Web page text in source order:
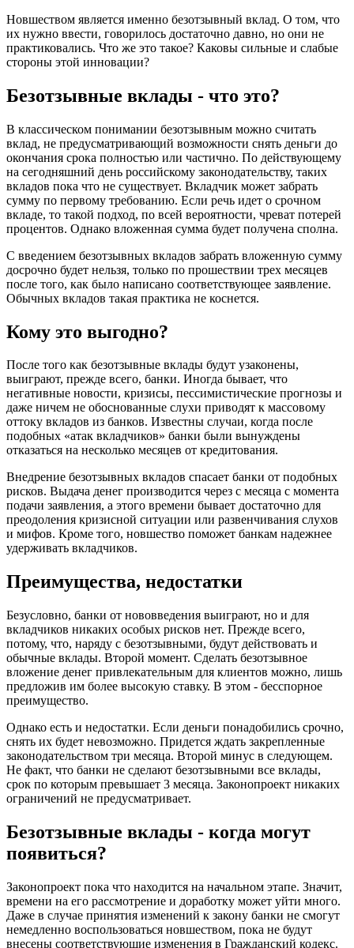
Новшеством является именно безотзывный вклад. О том, что
их нужно ввести, говорилось достаточно давно, но они не
практиковались. Что же это такое? Каковы сильные и слабые
стороны этой инновации?
Безотзывные вклады - что это?
В классическом понимании безотзывным можно считать
вклад, не предусматривающий возможности снять деньги до
окончания срока полностью или частично. По действующему
на сегодняшний день российскому законодательству, таких
вкладов пока что не существует. Вкладчик может забрать
сумму по первому требованию. Если речь идет о срочном
вкладе, то такой подход, по всей вероятности, чреват потерей
процентов. Однако вложенная сумма будет получена сполна.
С введением безотзывных вкладов забрать вложенную сумму
досрочно будет нельзя, только по прошествии трех месяцев
после того, как было написано соответствующее заявление.
Обычных вкладов такая практика не коснется.
Кому это выгодно?
После того как безотзывные вклады будут узаконены,
выиграют, прежде всего, банки. Иногда бывает, что
негативные новости, кризисы, пессимистические прогнозы и
даже ничем не обоснованные слухи приводят к массовому
оттоку вкладов из банков. Известны случаи, когда после
подобных «атак вкладчиков» банки были вынуждены
отказаться на несколько месяцев от кредитования.
Внедрение безотзывных вкладов спасает банки от подобных
рисков. Выдача денег производится через с месяца с момента
подачи заявления, а этого времени бывает достаточно для
преодоления кризисной ситуации или развенчивания слухов
и мифов. Кроме того, новшество поможет банкам надежнее
удерживать вкладчиков.
Преимущества, недостатки
Безусловно, банки от нововведения выиграют, но и для
вкладчиков никаких особых рисков нет. Прежде всего,
потому, что, наряду с безотзывными, будут действовать и
обычные вклады. Второй момент. Сделать безотзывное
вложение денег привлекательным для клиентов можно, лишь
предложив им более высокую ставку. В этом - бесспорное
преимущество.
Однако есть и недостатки. Если деньги понадобились срочно,
снять их будет невозможно. Придется ждать закрепленные
законодательством три месяца. Второй минус в следующем.
Не факт, что банки не сделают безотзывными все вклады,
срок по которым превышает 3 месяца. Законопроект никаких
ограничений не предусматривает.
Безотзывные вклады - когда могут
появиться?
Законопроект пока что находится на начальном этапе. Значит,
времени на его рассмотрение и доработку может уйти много.
Даже в случае принятия изменений к закону банки не смогут
немедленно воспользоваться новшеством, пока не будут
внесены соответствующие изменения в Гражданский кодекс.